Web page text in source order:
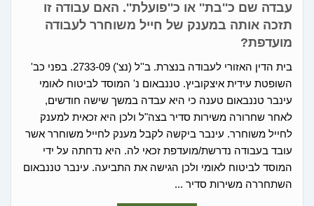
עבדה שם כ''בת'' או כ''פועלת''. האם עבודה זו
תזכה אותה במענק של חייל משוחרר לעבודה
מועדפת?
בית הדין האזורי לעבודה בנצרת. ב''ל (נצ') 2733-09. בפני כב'
השופטת עידית איצקוביץ. טננבאום נ' המוסד לביטוח לאומי
עינבר טננבאום טענה כי היא עבדה במשך שישה חודשים,
לאחר שחרורה משירות סדיר בצה"ל ולכן היא זכאית למענק
לחייל משוחרר. עינבר ביקשה לקבל מענק לחייל משוחרר אשר
עובד בעבודה נדרשת/מועדפת זכאי לה. היא נדחתה על ידי
המוסד לביטוח לאומי ולכן הגישה את התביעה. עינבר טננבאום
השתחררה משירות סדיר ...